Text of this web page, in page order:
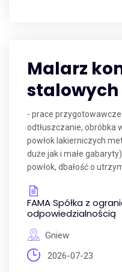
Malarz
- prace
odtłuszczanie, obróbka
powłok lakierniczych
duże jak i małe
powłok, dbałość o
FAMA Spółka z
odpowiedzialnością
Gniew
2026-07-23